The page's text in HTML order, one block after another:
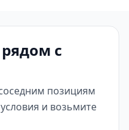
с
позициям
и возьмите